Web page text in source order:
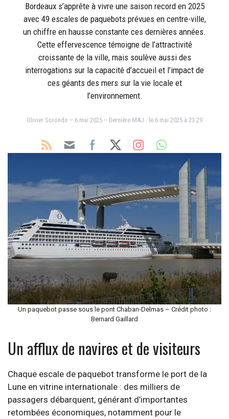
Bordeaux s’apprête à vivre une saison record en 2025
avec 49 escales de paquebots prévues en centre-ville,
un chiffre en hausse constante ces dernières années.
Cette effervescence témoigne de l’attractivité
croissante de la ville, mais soulève aussi des
interrogations sur la capacité d’accueil et l’impact de
ces géants des mers sur la vie locale et
l’environnement.
Olivier Sorondo – 6 mai 2025 – Dernière MAJ : le 6 mai 2025 à 23:29
Un paquebot passe sous le pont Chaban-Delmas – Crédit photo :
Bernard Gaillard
Un afflux de navires et de visiteurs
Chaque escale de paquebot transforme le port de la
Lune en vitrine internationale : des milliers de
passagers débarquent, générant d’importantes
retombées économiques, notamment pour le